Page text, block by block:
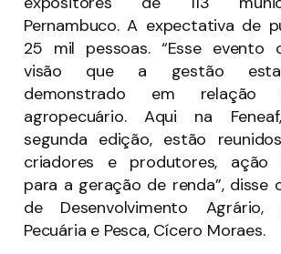
Pernambuco. A expectativa de
25 mil pessoas. “Esse evento
visão que a gestão
demonstrado em
agropecuário. Aqui na
segunda edição, estão
criadores e produtores, ação
para a geração de renda”, disse
de Desenvolvimento Agrário,
Pecuária e Pesca, Cícero Moraes.